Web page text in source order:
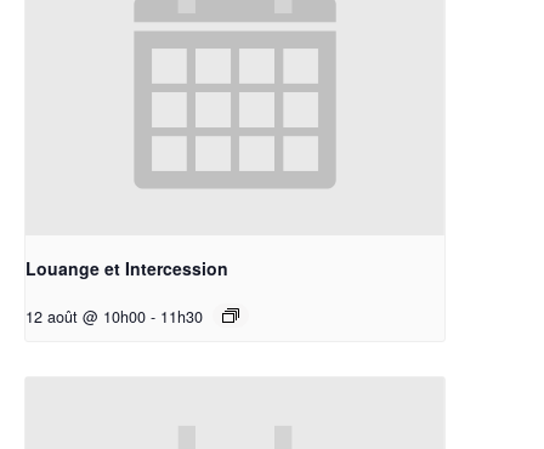
Louange et Intercession
12 août @ 10h00 - 11h30